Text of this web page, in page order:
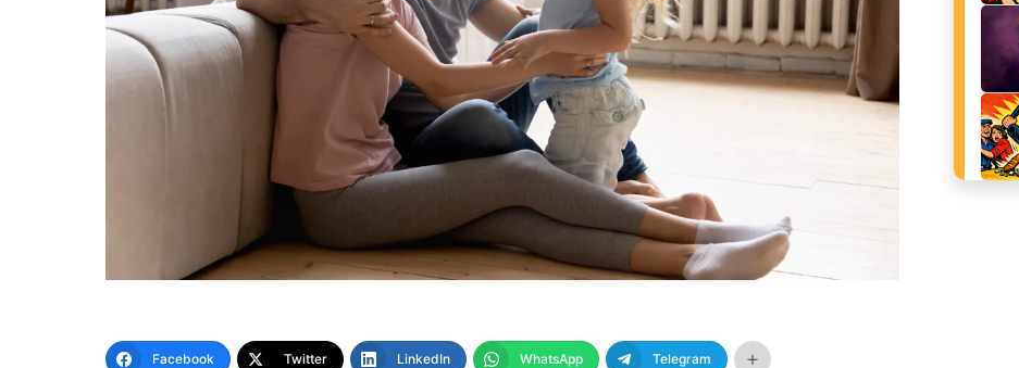
Facebook Twitter LinkedIn WhatsApp Telegram